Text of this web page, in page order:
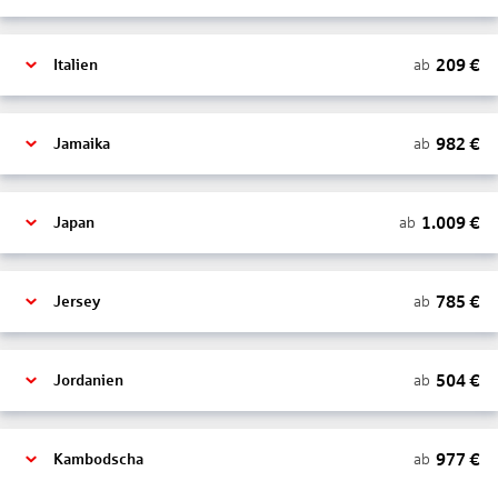
Italien ab 209€
Jamaika ab 982 €
Japan ab 1.009€
Jersey ab 785 €
Jordanien ab 504€
Kambodscha ab 977 €